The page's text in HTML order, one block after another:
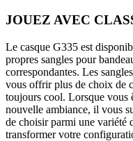
JOUEZ AVEC
Le casque G335 est
propres sangles pour
correspondantes. Les
vous offrir plus de choix de
toujours cool. Lorsque vous
nouvelle ambiance, il vous
de choisir parmi une variété
transformer votre